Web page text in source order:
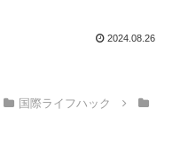
2024.08.26
国際ライフハック